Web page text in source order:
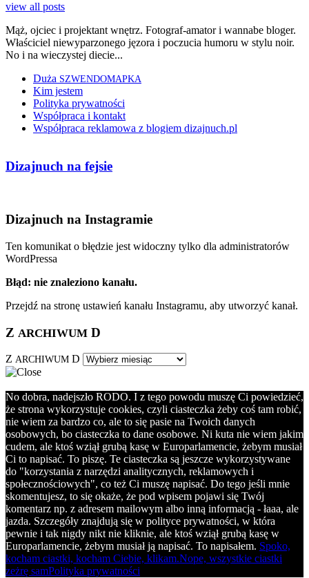
view all posts
Mąż, ojciec i projektant wnętrz. Fotograf-amator i wannabe bloger.
Właściciel niewyparzonego jęzora i poczucia humoru w stylu noir.
No i na wieczystej diecie...
Duża SZWENDOMAPKA
Kim jestem
Polityka prywatności
Współpraca i kontakt
Współpraca reklamowa z blogiem dizajnuch.pl
Dizajnuch na fejsie
Dizajnuch na Instagramie
Ten komunikat o błędzie jest widoczny tylko dla administratorów
WordPressa
Błąd: nie znaleziono kanału.
Przejdź na stronę ustawień kanału Instagramu, aby utworzyć kanał.
Z ARCHIWUM D
Z ARCHIWUM D
No dobra, nadejszło RODO. I z tego powodu muszę Ci powiedzieć,
że strona wykorzystuje cookies, czyli ciasteczka żeby coś tam robić,
nie wiem za bardzo co, ale to się pasie na Twoich danych
osobowych, bo ciasteczka to dane osobowe. Ni kuta nie wiem jakim
cudem, ale ktoś wziął grubą kasę w Europarlamencie, żebym musiał
Ci to napisać. To piszę. Te ciasteczka są jeszcze wykorzystywane
do "korzystania z narzędzi analitycznych, reklamowych i
społecznościowych", co też Ci muszę napisać. Do tego jeśli mnie
skomentujesz, to się okaże, że pod wpisem pojawi się Twój
komentarz np. z adresem mailowym albo inną informacją - łaaa, ale
jazda. Szczegóły znajdują się w polityce prywatności, w która
pewnie i tak nigdy nikt nie kliknie, ale ktoś wziął grubą kasę w
Europarlamencie, żebym musiał ją napisać. To napisałem. Spoko,
kocham ciastki, kocham Ciebie, klikam.Nope, wszystkie ciastki
zeżrę samPolityka prywatności